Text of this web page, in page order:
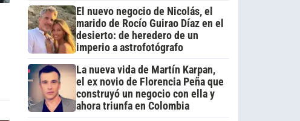
El nuevo negocio de Nicolás, el
marido de Rocío Guirao Díaz en el
desierto: de heredero de un
imperio a astrofotógrafo
La nueva vida de Martín Karpan,
el ex novio de Florencia Peña que
construyó un negocio con ella y
ahora triunfa en Colombia